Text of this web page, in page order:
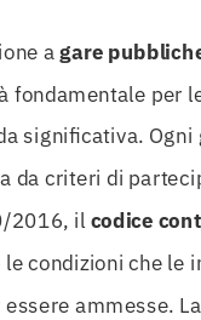
agare
fondamentale per
significativa. Ogni
da criteri di
2016, il codice
condizioni che le
ammesse.